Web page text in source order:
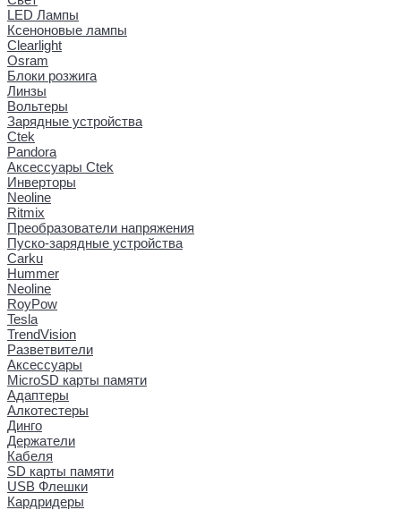
LED Лампы
Ксеноновые лампы
Clearlight
Osram
Блоки розжига
Линзы
Вольтеры
Зарядные устройства
Ctek
Pandora
Аксессуары Ctek
Инверторы
Neoline
Ritmix
Преобразователи напряжения
Пуско-зарядные устройства
Carku
Hummer
Neoline
RoyPow
Tesla
TrendVision
Разветвители
Аксессуары
MicroSD карты памяти
Адаптеры
Алкотестеры
Динго
Держатели
Кабеля
SD карты памяти
USB Флешки
Кардридеры